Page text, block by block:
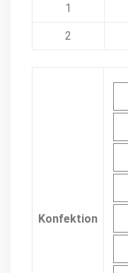
1
2
Konfektion